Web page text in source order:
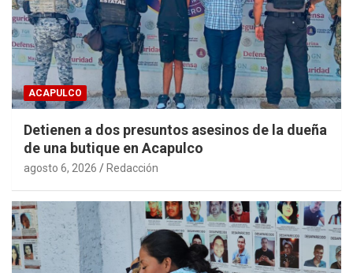
ACAPULCO
Detienen a dos presuntos asesinos de la dueña
de una butique en Acapulco
agosto 6, 2026 Redacción